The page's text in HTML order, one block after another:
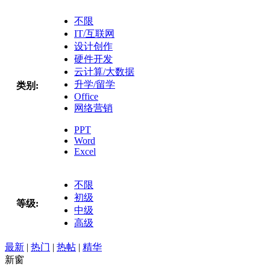
类别:
不限
IT/互联网
设计创作
硬件开发
云计算/大数据
升学/留学
Office
网络营销
PPT
Word
Excel
等级:
不限
初级
中级
高级
最新 | 热门 | 热帖 | 精华
新窗